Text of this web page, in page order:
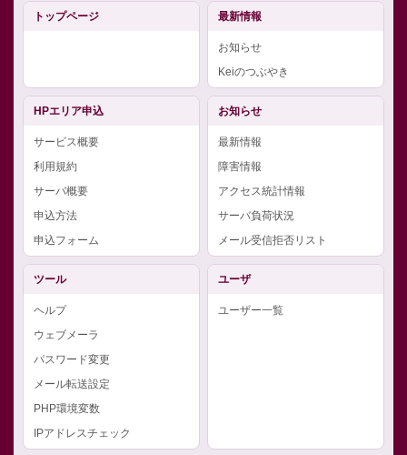
トップページ 最新情報
お知らせ
Keiのつぶやき
HPエリア申込
サービス概要
利用規約
サーバ概要
申込方法
申込フォーム
お知らせ
最新情報
障害情報
アクセス統計情報
サーバ負荷状況
メール受信拒否リスト
ツール
ヘルプ
ウェブメーラ
パスワード変更
メール転送設定
PHP環境変数
IPアドレスチェック
ユーザ
ユーザー一覧